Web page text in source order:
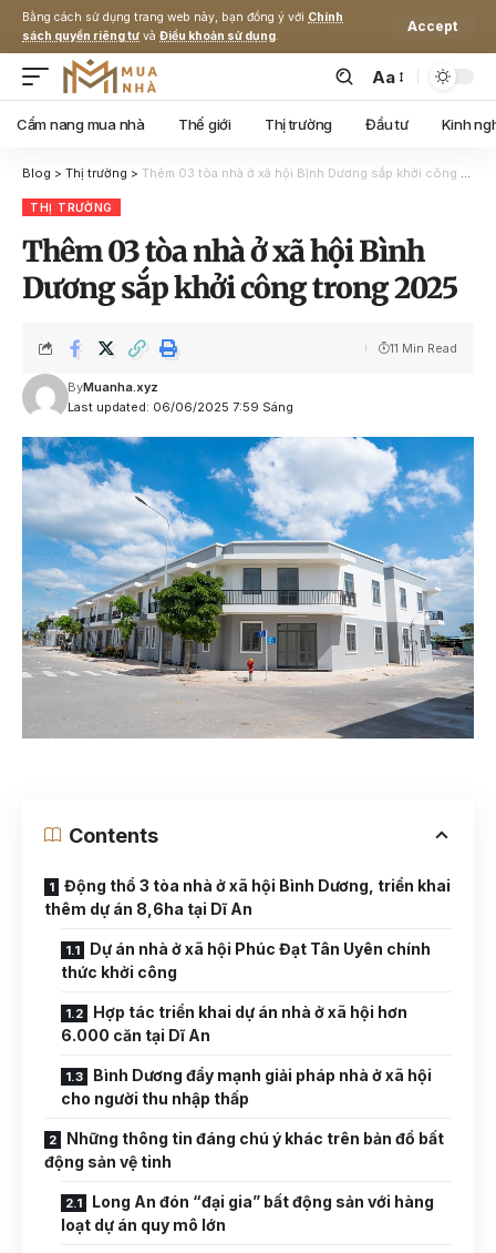
Bằng cách sử dụng trang web này, bạn đồng ý với Chính
sách quyền riêng tư và Điều khoản sử dụng.
Accept
Aa
Cẩm nang mua nhà Thế giới Thị trường Đầu tư Kinh
Blog > Thị trường > Thêm 03 tòa nhà ở xã hội Bình Dương sắp khởi công trong 2025
THỊ TRƯỜNG
Thêm 03 tòa nhà ở xã hội Bình
Dương sắp khởi công trong 2025
Last updated: 06/06/2025 7:59 Sáng
ByMuanha.xyz
11 Min Read
Contents
Động thổ 3 tòa nhà ở xã hội Bình Dương, triển khai
thêm dự án 8,6ha tại Dĩ An
Dự án nhà ở xã hội Phúc Đạt Tân Uyên chính
thức khởi công
Hợp tác triển khai dự án nhà ở xã hội hơn
6.000 căn tại Dĩ An
Bình Dương đẩy mạnh giải pháp nhà ở xã hội
cho người thu nhập thấp
Những thông tin đáng chú ý khác trên bản đồ bất
động sản vệ tinh
Long An đón “đại gia” bất động sản với hàng
loạt dự án quy mô lớn